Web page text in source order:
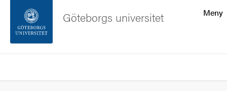
Sidfoten
Meny
Göteborgs universitet